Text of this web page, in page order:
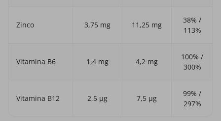
Zinco 3,75 mg 11,25 mg
38% /
113%
Vitamina B6 1,4 mg 4,2 mg
100% /
300%
Vitamina B12 2,5 µg 7,5 µg
99% /
297%